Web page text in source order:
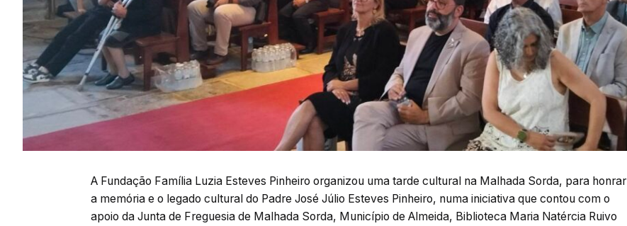
A Fundação Família Luzia Esteves Pinheiro organizou uma tarde cultural na Malhada Sorda, para honrar
a memória e o legado cultural do Padre José Júlio Esteves Pinheiro, numa iniciativa que contou com o
apoio da Junta de Freguesia de Malhada Sorda, Município de Almeida, Biblioteca Maria Natércia Ruivo